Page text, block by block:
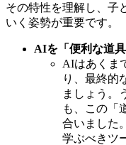
その特性を理解し、子
いく姿勢が重要です。
AIを「便利な道
AIはあくま
り、最終的
ましょう。
も、この「
合いました
学ぶべきツ